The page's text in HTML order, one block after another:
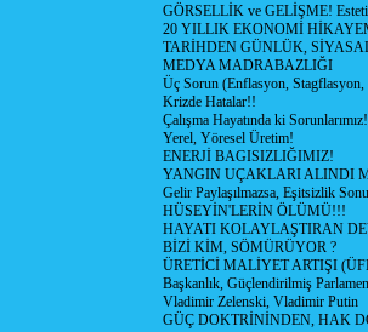
GÖRSELLİK ve GELİŞME!
20 YILLIK EKONOMİ
TARİHDEN GÜNLÜK,
MEDYA MADRABAZLIĞI
Üç Sorun (Enflasyon, Stagflasyon,
Krizde Hatalar!!
Çalışma Hayatında ki
Yerel, Yöresel Üretim!
ENERJİ BAGISIZLIĞIMIZ!
YANGIN UÇAKLARI ALINDI
Gelir Paylaşılmazsa, Eşitsizlik
HÜSEYİN'LERİN ÖLÜMÜ!!!
HAYATI KOLAYLAŞTIRAN
BİZİ KİM, SÖMÜRÜYOR ?
ÜRETİCİ MALİYET ARTIŞI
Başkanlık, Güçlendirilmiş
Vladimir Zelenski, Vladimir Putin
GÜÇ DOKTRİNİNDEN, HAK